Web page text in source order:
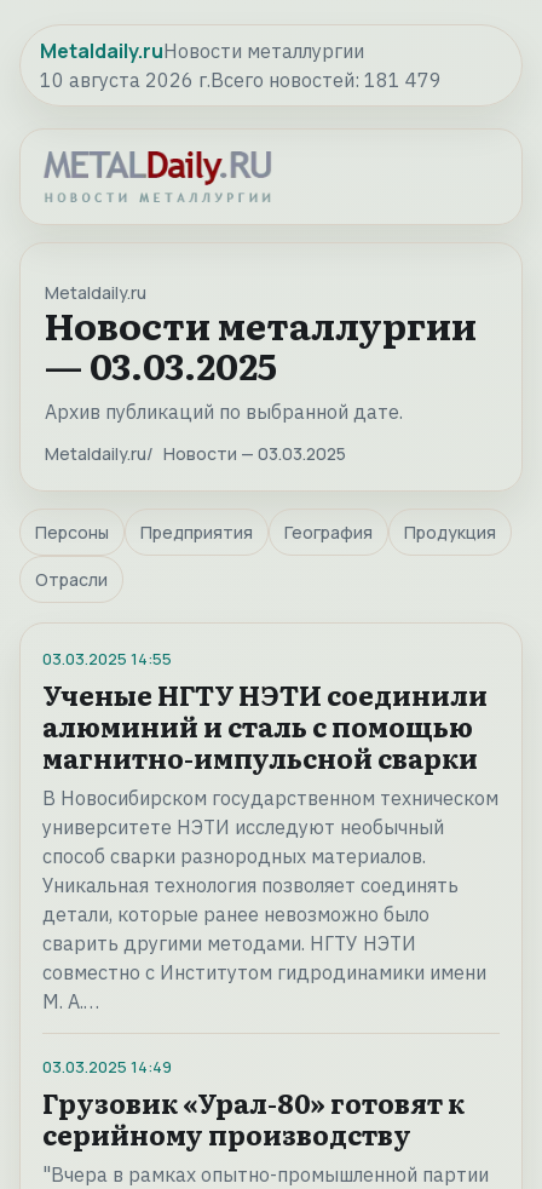
Metaldaily.ruНовости металлургии
10 августа 2026 г.Всего новостей: 181 479
Metaldaily.ru
Новости металлургии
— 03.03.2025
Архив публикаций по выбранной дате.
Metaldaily.ru Новости — 03.03.2025
Персоны Предприятия География Продукция
Отрасли
03.03.2025 14:55
Ученые НГТУ НЭТИ соединили
алюминий и сталь с помощью
магнитно-импульсной сварки
В Новосибирском государственном техническом
университете НЭТИ исследуют необычный
способ сварки разнородных материалов.
Уникальная технология позволяет соединять
детали, которые ранее невозможно было
сварить другими методами. НГТУ НЭТИ
совместно с Институтом гидродинамики имени
М. А.…
03.03.2025 14:49
Грузовик «Урал-80» готовят к
серийному производству
"Вчера в рамках опытно-промышленной партии